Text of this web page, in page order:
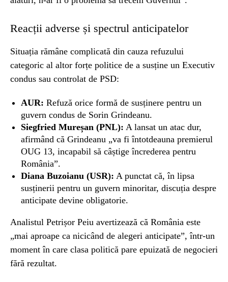
Reacții adverse și spectrul anticipatelor
Situația rămâne complicată din cauza refuzului
categoric al altor forțe politice de a susține un Executiv
condus sau controlat de PSD:
AUR: Refuză orice formă de susținere pentru un
guvern condus de Sorin Grindeanu.
Siegfried Mureșan (PNL): A lansat un atac dur,
afirmând că Grindeanu „va fi întotdeauna premierul
OUG 13, incapabil să câștige încrederea pentru
România”.
Diana Buzoianu (USR): A punctat că, în lipsa
susținerii pentru un guvern minoritar, discuția despre
anticipate devine obligatorie.
Analistul Petrișor Peiu avertizează că România este
„mai aproape ca nicicând de alegeri anticipate”, într-un
moment în care clasa politică pare epuizată de negocieri
fără rezultat.